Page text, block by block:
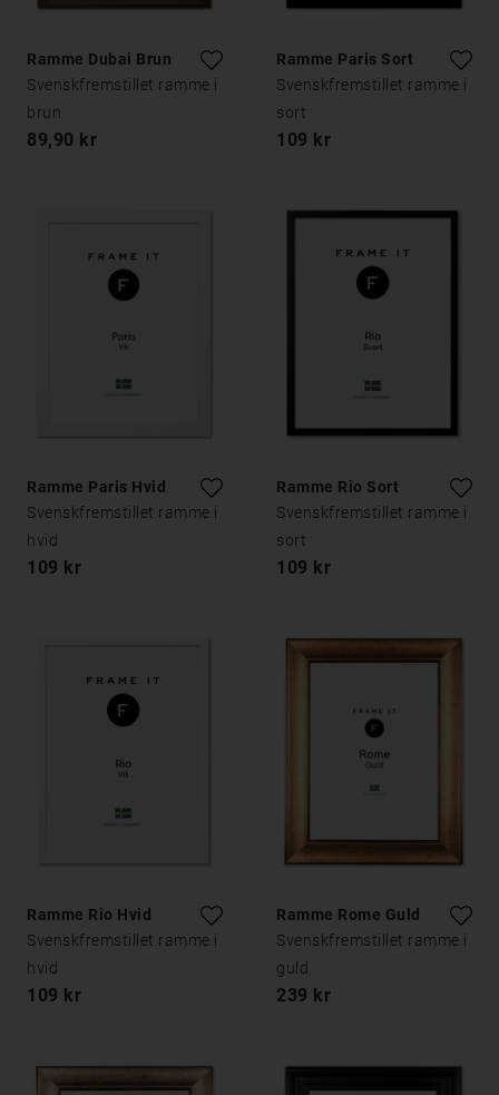
Ramme Dubai Brun
Svenskfremstillet ramme i
brun
89,90 kr
Ramme Paris Sort
Svenskfremstillet ramme i
sort
109 kr
Ramme Paris Hvid
Svenskfremstillet ramme i
hvid
109 kr
Ramme Rio Sort
Svenskfremstillet ramme i
sort
109 kr
Ramme Rio Hvid
Svenskfremstillet ramme i
hvid
109 kr
Ramme Rome Guld
Svenskfremstillet ramme i
guld
239 kr